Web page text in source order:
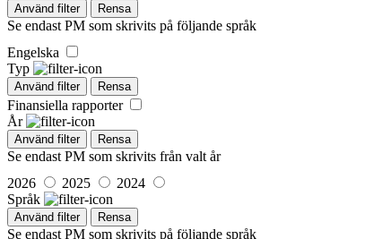
Använd filter Rensa
Se endast PM som skrivits på följande språk
Engelska
Typ
Använd filter Rensa
Finansiella rapporter
År
Använd filter Rensa
Se endast PM som skrivits från valt år
2026
2025
2024
Språk
Använd filter Rensa
Se endast PM som skrivits på följande språk